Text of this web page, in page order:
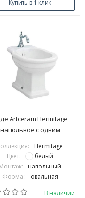
Купить в 1 клик
Artceram Hermitage
напольное с одним
HEB002 01 00
Hermitage
Цвет:
белый
Монтаж:
напольный
Форма :
овальная
В наличии